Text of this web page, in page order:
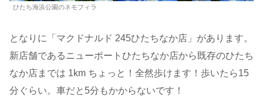
ひたち海浜公園のネモフィラ
となりに「マクドナルド 245ひたちなか店」があります。
新店舗であるニューポートひたちなか店から既存のひたち
なか店までは 1km ちょっと！全然歩けます！歩いたら15
分ぐらい。車だと5分もかからないです！